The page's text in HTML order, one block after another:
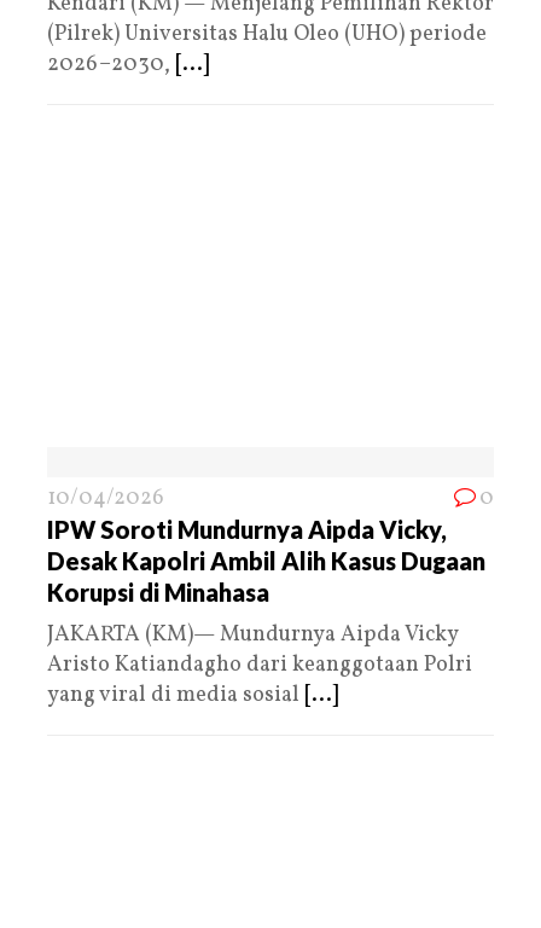
(Pilrek) Universitas Halu Oleo (UHO) periode
2026–2030, [...]
10/04/2026 0
IPW Soroti Mundurnya Aipda Vicky,
Desak Kapolri Ambil Alih Kasus Dugaan
Korupsi di Minahasa
JAKARTA (KM)— Mundurnya Aipda Vicky
Aristo Katiandagho dari keanggotaan Polri
yang viral di media sosial [...]